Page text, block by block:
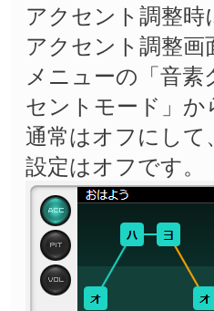
アクセント調整
アクセント調整画
メニューの「音
セントモード」
通常はオフにし
設定はオフです。